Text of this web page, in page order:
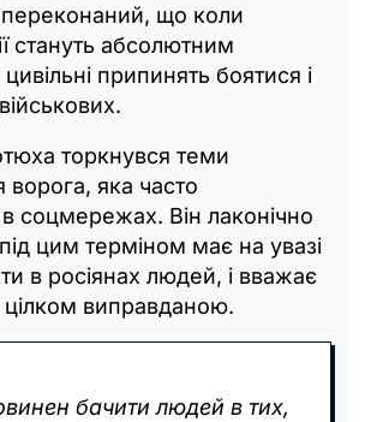
що коли
стануть абсолютним
припинять боятися і
торкнувся теми
яка часто
в соцмережах. Він лаконічно
цим терміном має на увазі
в росіянах людей, і вважає
цілком виправданою.
бачити людей в тих,